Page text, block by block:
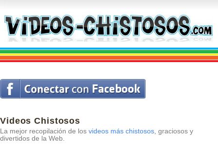
Videos Chistosos
La mejor recopilación de los videos más chistosos, graciosos y
divertidos de la Web.